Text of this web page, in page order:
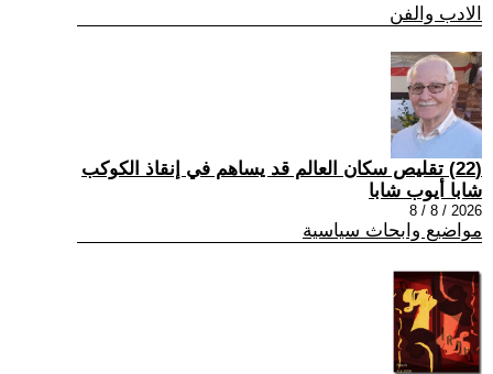
الادب والفن
(22) تقليص سكان العالم قد يساهم في إنقاذ الكوكب
شابا أيوب شابا
2026 / 8 / 8
مواضيع وابحاث سياسية